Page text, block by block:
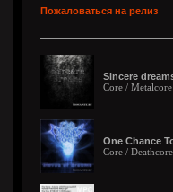
Пожаловаться на релиз
Sincere
Core / Metalcore
One Chance
Core /